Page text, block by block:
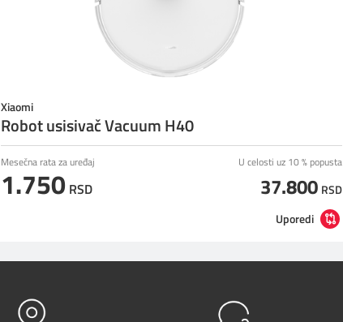
Xiaomi
Robot usisivač Vacuum H40
Mesečna rata za uređaj
1.750 RSD
U celosti uz 10 % popusta
37.800 RSD
Uporedi